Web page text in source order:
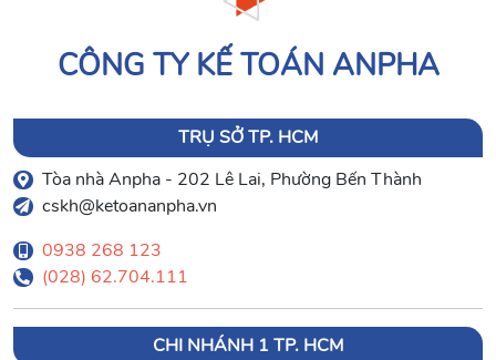
CÔNG TY KẾ TOÁN ANPHA
TRỤ SỞ TP. HCM
Tòa nhà Anpha - 202 Lê Lai, Phường Bến Thành
cskh@ketoananpha.vn
0938 268 123
(028) 62.704.111
CHI NHÁNH 1 TP. HCM